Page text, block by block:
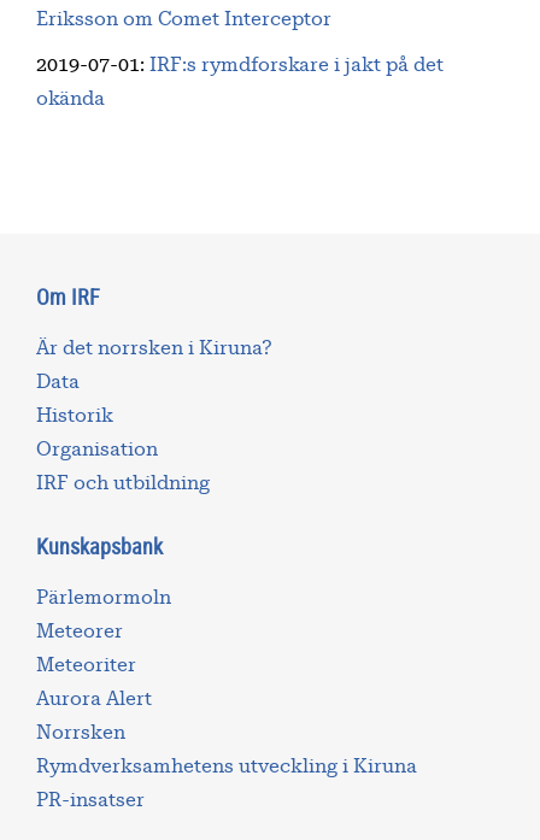
Eriksson om Comet Interceptor
2019-07-01 :
IRF:s rymdforskare i jakt på det
okända
Om IRF
Är det norrsken i Kiruna?
Data
Historik
Organisation
IRF och utbildning
Kunskapsbank
Pärlemormoln
Meteorer
Meteoriter
Aurora Alert
Norrsken
Rymdverksamhetens utveckling i Kiruna
PR-insatser